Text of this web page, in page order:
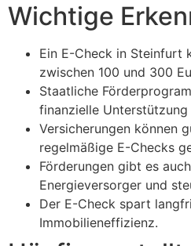
Wichtige
Ein E-Check in Steinfurt
zwischen 100 und 300
Staatliche
finanzielle
Versicherungen können
regelmäßige E-Checks
Förderungen gibt es
Energieversorger und
Der E-Check spart
Immobilieneffizienz.